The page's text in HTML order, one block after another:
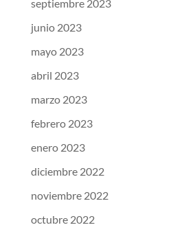
septiembre 2023
junio 2023
mayo 2023
abril 2023
marzo 2023
febrero 2023
enero 2023
diciembre 2022
noviembre 2022
octubre 2022